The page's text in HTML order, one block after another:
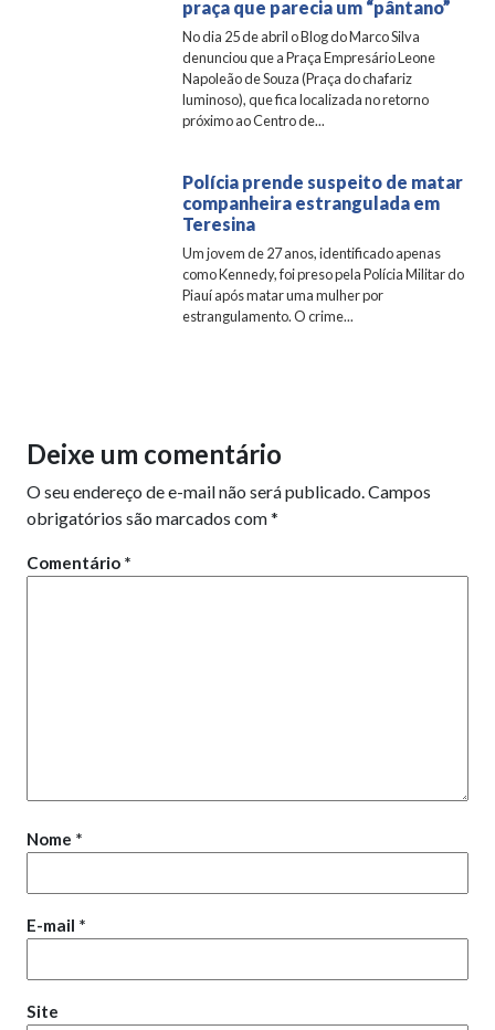
praça que parecia um “pântano”
No dia 25 de abril o Blog do Marco Silva
denunciou que a Praça Empresário Leone
Napoleão de Souza (Praça do chafariz
luminoso), que fica localizada no retorno
próximo ao Centro de...
Polícia prende suspeito de matar
companheira estrangulada em
Teresina
Um jovem de 27 anos, identificado apenas
como Kennedy, foi preso pela Polícia Militar do
Piauí após matar uma mulher por
estrangulamento. O crime...
Deixe um comentário
O seu endereço de e-mail não será publicado.Campos
obrigatórios são marcados com*
Comentário *
Nome *
E-mail *
Site